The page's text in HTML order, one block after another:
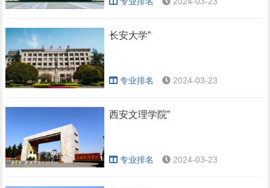
长安大学”
专业排名 2024-03-23
西安文理学院”
专业排名 2024-03-23